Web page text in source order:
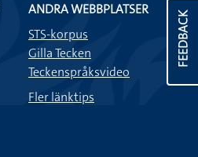
FEEDBACK
ANDRA WEBBPLATSER
STS-korpus
Gilla Tecken
Teckenspråksvideo
Fler länktips